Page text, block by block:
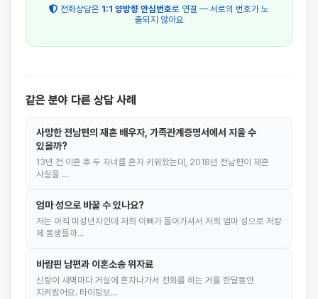
전화상담은 1:1 양방향 안심번호로 연결 — 서로의 번호가 노
출되지 않아요
같은 분야 다른 상담 사례
사망한 전남편의 재혼 배우자, 가족관계증명서에서 지울 수
있을까?
13년 전 이혼 후 두 자녀를 혼자 키워왔는데, 2018년 전남편이 재혼
사실을 …
엄마 성으로 바꿀 수 있나요?
저는 아직 미성년자인데 저희 아빠가 돌아가셔서 저희 엄마 성으로 저랑
제 동생들까…
바람핀 남편과 이혼소송 위자료
신랑이 새벽마다 거실에 혼자나가서 전화를 하는 거를 한달동안
지켜봤어요. 타이밍보…